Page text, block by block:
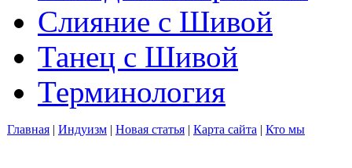
Слияние с Шивой
Танец с Шивой
Терминология
Главная | Индуизм | Новая статья | Карта сайта | Кто мы